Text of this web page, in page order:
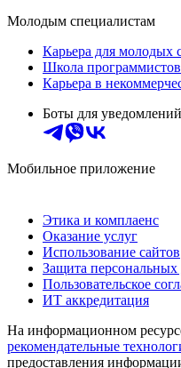
Молодым специалистам
Карьера для молодых
Школа программистов
Карьера в
Боты для уведомлений
Мобильное приложение
Этика и комплаенс
Оказание услуг
Использование сайтов
Защита
Пользовательское
ИТ аккредитация
На информационном
рекомендательные
предоставления